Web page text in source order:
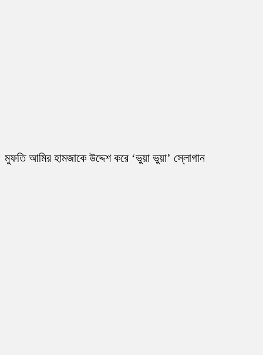
মুফতি আমির হামজাকে উদ্দেশ করে ‘ভুয়া ভুয়া’ স্লোগান